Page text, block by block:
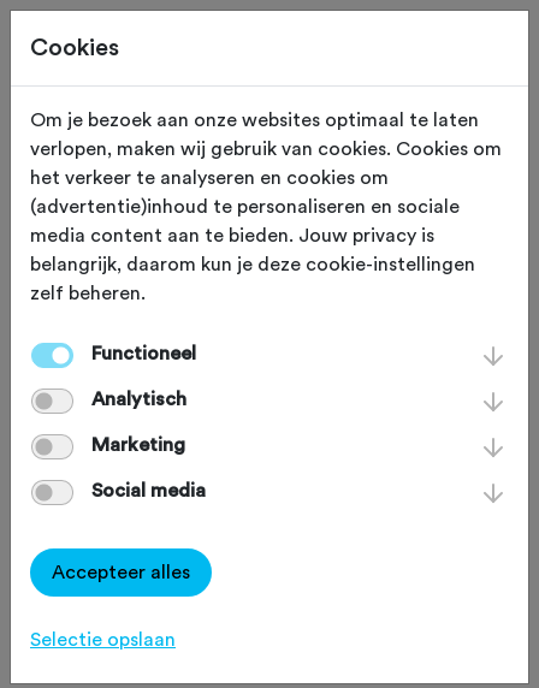
Deze tocht heeft reeds plaatsgevonden op 5-10-2025.
ZONDAG 5 OKT 2025
Strade di Kokkie 2025
Gravelbike Favoriet
Omgeving
Routeaanduiding
Cookies
Om je bezoek aan onze websites optimaal te laten
verlopen, maken wij gebruik van cookies. Cookies om
het verkeer te analyseren en cookies om
(advertentie)inhoud te personaliseren en sociale
media content aan te bieden. Jouw privacy is
belangrijk, daarom kun je deze cookie-instellingen
zelf beheren.
Functioneel
Analytisch
Marketing
Social media
Accepteer alles
Selectie opslaan